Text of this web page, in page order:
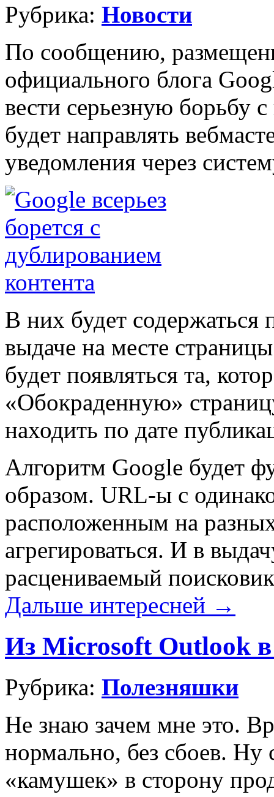
Рубрика: Новости
По сообщению,
официального блога
вести серьезную борьбу
будет направлять
уведомления через
В них будет содержаться
выдаче на месте
будет появляться та,
«Обокраденную»
находить по дате
Алгоритм Google будет
образом. URL-ы с
расположенным на
агрегироваться. И в
расцениваемый
Дальше интересней →
Из Microsoft Outlook
Рубрика: Полезняшки
Не знаю зачем мне это.
нормально, без сбоев. Ну
«камушек» в сторону